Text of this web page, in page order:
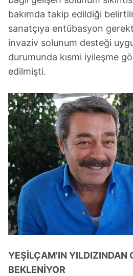
bakımda takip edildiği
sanatçıya entübasyon
invaziv solunum desteği
durumunda kısmi iyileşme
edilmişti.
YEŞİLÇAM'IN YILDIZINDAN
BEKLENİYOR